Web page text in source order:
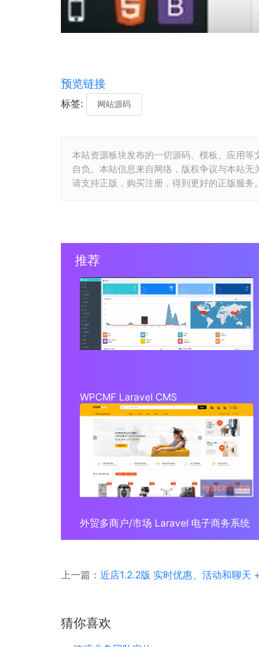
预览链接
标签: 网站源码
本站资源板块发布的一切源码、模板、应用
自负。本站信息来自网络，版权争议与本站
请支持正版，购买注册，得到更好的正版服
推荐
WPCMF Laravel CMS
外贸多商户/市场 Laravel 电子商务系统
上一篇： 近店1.2.2版 实时优惠、活动和聊天
猜你喜欢